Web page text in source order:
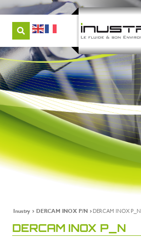
Inustry DERCAM INOX P/N DERCAM INOX P_N
DERCAM INOX P_N